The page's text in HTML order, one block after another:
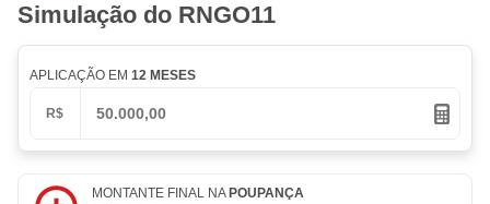
Simulação do RNGO11
APLICAÇÃO EM 12 MESES
R$
MONTANTE FINAL NA POUPANÇA